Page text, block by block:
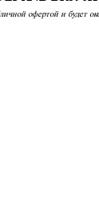
офертой и будет